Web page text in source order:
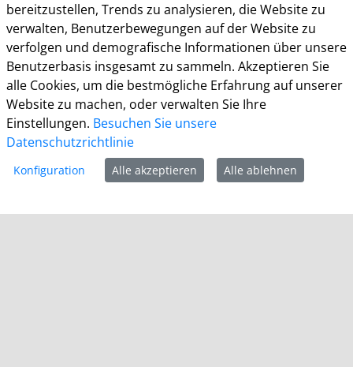
Bürgerbüro
Montag 8.00 - 16.00 Uhr
Dienstag 8.00 - 16.00 Uhr
Mittwoch 7.00 - 12.30 Uhr
Donnerstag 9.00 - 18.00 Uhr
Freitag 8.00 - 12.30 Uhr
Ein Besuch des Bürgerbüros ist generell nur mit
Terminvereinbarung möglich. Termine können unter
termine.grevenbroich.degebucht werden. Für
notwendig.
bereitzustellen, Trends zu analysieren, die Website zu
verwalten, Benutzerbewegungen auf der Website zu
verfolgen und demografische Informationen über unsere
Benutzerbasis insgesamt zu sammeln. Akzeptieren Sie
alle Cookies, um die bestmögliche Erfahrung auf unserer
Website zu machen, oder verwalten Sie Ihre
Einstellungen. Besuchen Sie unsere
Datenschutzrichtlinie
Konfiguration Alle akzeptieren Alle ablehnen